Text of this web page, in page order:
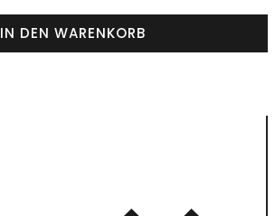
IN DEN WARENKORB